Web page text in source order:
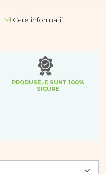
Cere informatii
PRODUSELE SUNT 100%
SIGURE